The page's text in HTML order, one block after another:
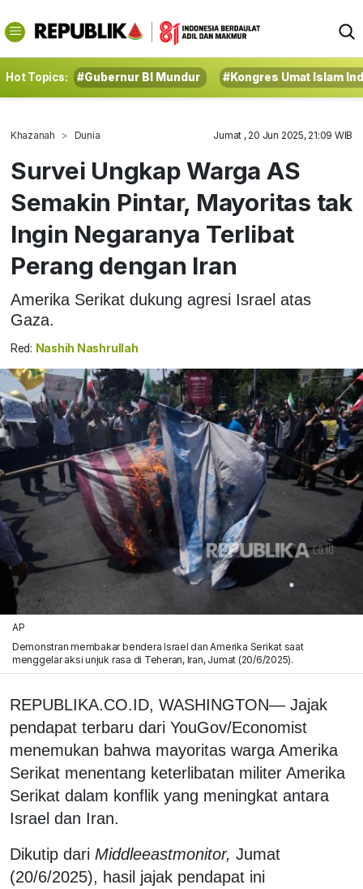
Hot Topics: #Gubernur BI Mundur #Kongres Umat Islam
Khazanah Dunia Jumat , 20 Jun 2025, 21:09 WIB
Survei Ungkap Warga AS
Semakin Pintar, Mayoritas tak
Ingin Negaranya Terlibat
Perang dengan Iran
Amerika Serikat dukung agresi Israel atas
Gaza.
Red: Nashih Nashrullah
AP
Demonstran membakar bendera Israel dan Amerika Serikat saat
menggelar aksi unjuk rasa di Teheran, Iran, Jumat (20/6/2025).
REPUBLIKA.CO.ID, WASHINGTON— Jajak
pendapat terbaru dari YouGov/Economist
menemukan bahwa mayoritas warga Amerika
Serikat menentang keterlibatan militer Amerika
Serikat dalam konflik yang meningkat antara
Israel dan Iran.
Dikutip dari Middleeastmonitor, Jumat
(20/6/2025), hasil jajak pendapat ini